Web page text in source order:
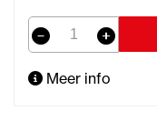
Meer info